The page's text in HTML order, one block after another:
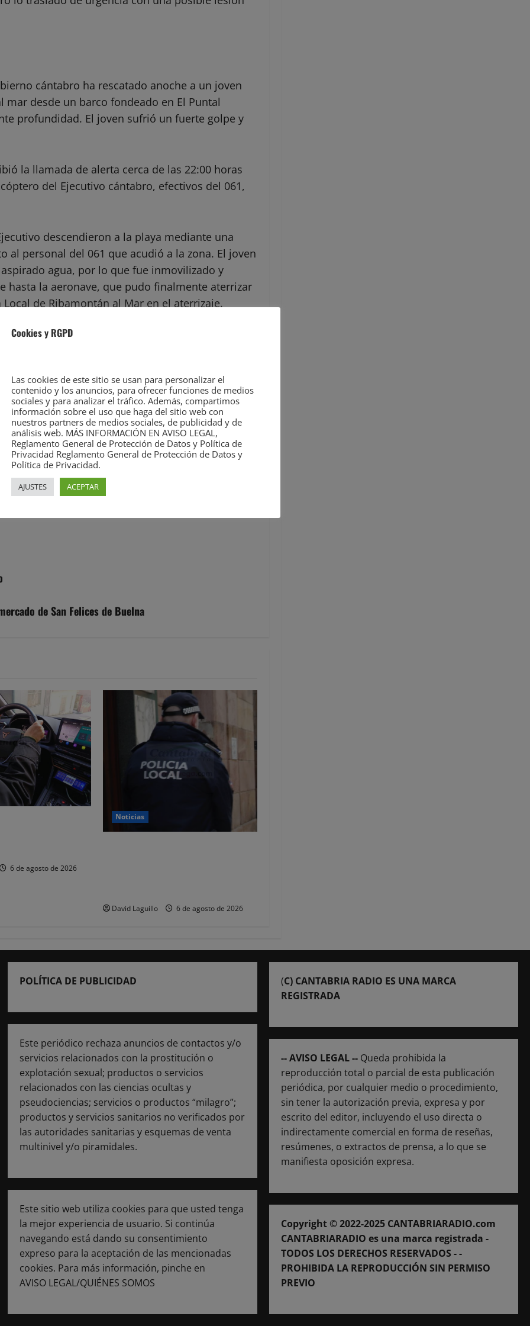
cántabro ha rescatado anoche a un joven
mar desde un barco fondeado en El Puntal
profundidad. El joven sufrió un fuerte golpe y
la llamada de alerta cerca de las 22:00 horas
del Ejecutivo cántabro, efectivos del 061,
descendieron a la playa mediante una
personal del 061 que acudió a la zona. El joven
agua, por lo que fue inmovilizado y
hasta la aeronave, que pudo finalmente aterrizar
de Ribamontán al Mar en el aterrizaje.
fue trasladado en ambulancia hasta el
de San Felices de Buelna
6 de agosto de 2026
Noticias
David Laguillo 6 de agosto de 2026
POLÍTICA DE PUBLICIDAD
Este periódico rechaza anuncios de contactos y/o
servicios relacionados con la prostitución o
explotación sexual; productos o servicios
relacionados con las ciencias ocultas y
pseudociencias; servicios o productos “milagro”;
productos y servicios sanitarios no verificados por
las autoridades sanitarias y esquemas de venta
multinivel y/o piramidales.
Este sitio web utiliza cookies para que usted tenga
la mejor experiencia de usuario. Si continúa
navegando está dando su consentimiento
expreso para la aceptación de las mencionadas
cookies. Para más información, pinche en
AVISO LEGAL/QUIÉNES SOMOS
(C) CANTABRIA RADIO ES UNA MARCA
REGISTRADA
-- AVISO LEGAL -- Queda prohibida la
reproducción total o parcial de esta publicación
periódica, por cualquier medio o procedimiento,
sin tener la autorización previa, expresa y por
escrito del editor, incluyendo el uso directa o
indirectamente comercial en forma de reseñas,
resúmenes, o extractos de prensa, a lo que se
manifiesta oposición expresa.
Copyright © 2022-2025 CANTABRIARADIO.com
CANTABRIARADIO es una marca registrada -
TODOS LOS DERECHOS RESERVADOS - -
PROHIBIDA LA REPRODUCCIÓN SIN PERMISO
PREVIO
Cookies y RGPD
Las cookies de este sitio se usan para personalizar el
contenido y los anuncios, para ofrecer funciones de medios
sociales y para analizar el tráfico. Además, compartimos
información sobre el uso que haga del sitio web con
nuestros partners de medios sociales, de publicidad y de
análisis web. MÁS INFORMACIÓN EN AVISO LEGAL,
Reglamento General de Protección de Datos y Política de
Privacidad Reglamento General de Protección de Datos y
Política de Privacidad.
AJUSTES ACEPTAR